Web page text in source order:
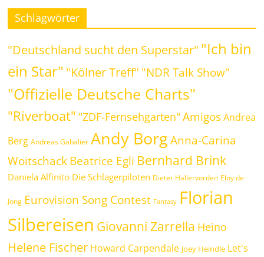
Schlagwörter
"Deutschland sucht den Superstar" "Ich bin
ein Star" "Kölner Treff" "NDR Talk Show"
"Offizielle Deutsche Charts"
"Riverboat" "ZDF-Fernsehgarten" Amigos Andrea
Berg Andreas Gabalier Andy Borg Anna-Carina
WoitschackBeatrice Egli Bernhard Brink
Daniela Alfinito Die Schlagerpiloten Dieter Hallervorden Eloy de
Jong Eurovision Song Contest Fantasy Florian
Silbereisen Giovanni Zarrella Heino
Helene Fischer Howard Carpendale Joey Heindle Let's